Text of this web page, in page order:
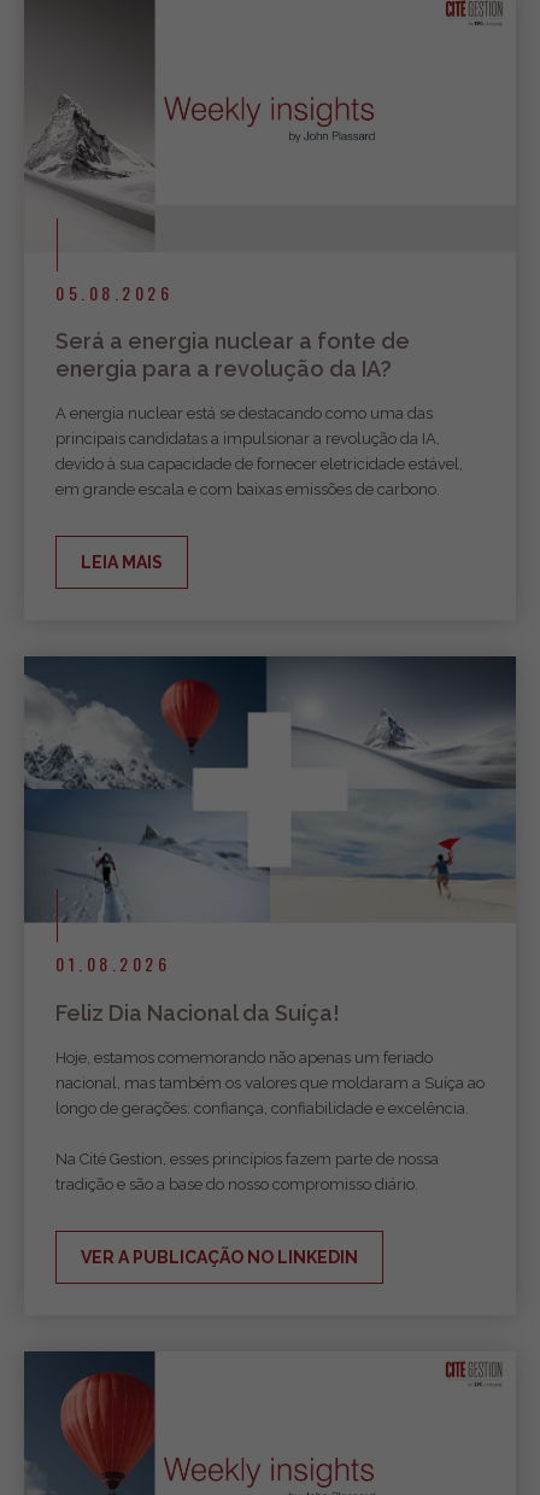
05.08.2026
Será a energia nuclear a fonte de
energia para a revolução da IA?
A energia nuclear está se destacando como uma das
principais candidatas a impulsionar a revolução da IA,
devido à sua capacidade de fornecer eletricidade estável,
em grande escala e com baixas emissões de carbono.
LEIA MAIS
01.08.2026
Feliz Dia Nacional da Suíça!
Hoje, estamos comemorando não apenas um feriado
nacional, mas também os valores que moldaram a Suíça ao
longo de gerações: confiança, confiabilidade e excelência.
Na Cité Gestion, esses princípios fazem parte de nossa
tradição e são a base do nosso compromisso diário.
VER A PUBLICAÇÃO NO LINKEDIN